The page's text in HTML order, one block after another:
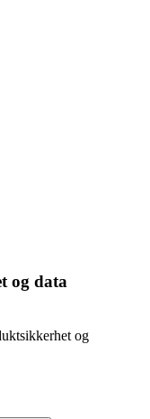
og data
og